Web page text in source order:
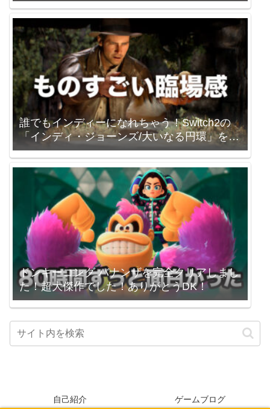
誰でもインディーになれちゃう！Switch2の
「インディ・ジョーンズ/大いなる円環」を買
いました。
ドンキーコング バナンザを完全クリアしまし
た！超大傑作でした！ありがとうDK！
自己紹介 ゲームブログ